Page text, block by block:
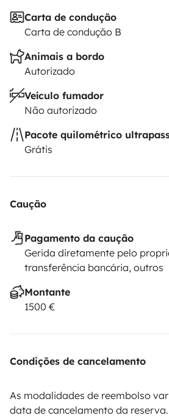
Carta de condução
Carta de condução B
Animais a bordo
Autorizado
Veículo fumador
Não autorizado
Pacote quilométrico
Grátis
Caução
Pagamento da caução
Gerida diretamente pelo
transferência bancária, outros
Montante
1500 €
Condições de cancelamento
As modalidades de reembolso
data de cancelamento da reserva.